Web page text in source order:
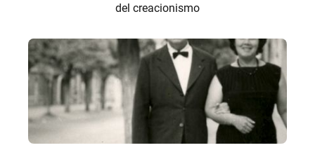
del creacionismo